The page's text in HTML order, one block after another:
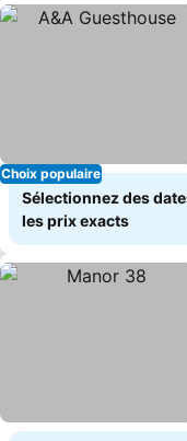
Choix populaire
Sélectionnez des
les prix exacts